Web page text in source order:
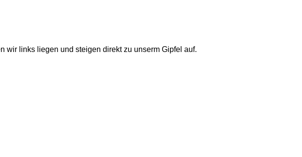
wir links liegen und steigen direkt zu unserm Gipfel auf.